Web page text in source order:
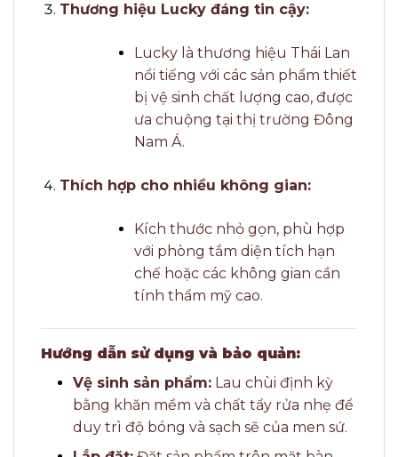
Thương hiệu Lucky đáng tin cậy:
Lucky là thương hiệu Thái Lan
nổi tiếng với các sản phẩm thiết
bị vệ sinh chất lượng cao, được
ưa chuộng tại thị trường Đông
Nam Á.
Thích hợp cho nhiều không gian:
Kích thước nhỏ gọn, phù hợp
với phòng tắm diện tích hạn
chế hoặc các không gian cần
tính thẩm mỹ cao.
Hướng dẫn sử dụng và bảo quản:
Vệ sinh sản phẩm:Lau chùi định kỳ
bằng khăn mềm và chất tẩy rửa nhẹ để
duy trì độ bóng và sạch sẽ của men sứ.